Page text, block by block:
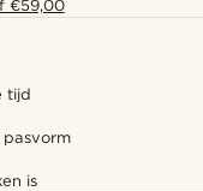
€59,00
tijd
is